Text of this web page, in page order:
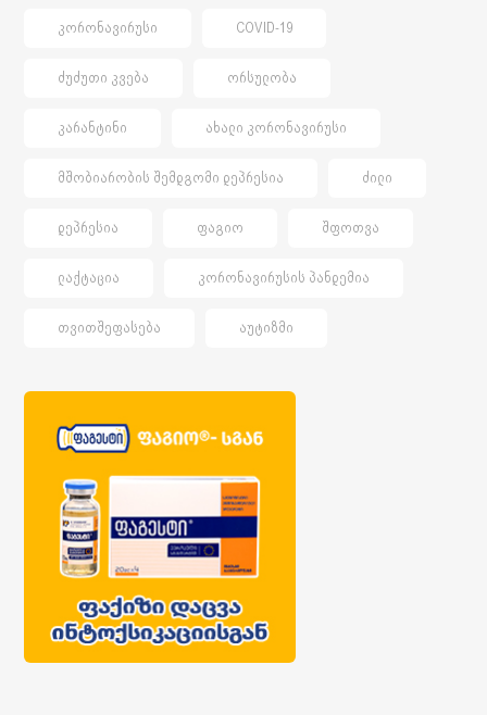
ᲙᲝᲠᲝᲜᲐᲕᲘᲠᲣᲡᲘ COVID-19
ᲫᲣᲫᲣᲗᲘ ᲙᲕᲔᲑᲐ ᲝᲠᲡᲣᲚᲝᲑᲐ
ᲙᲐᲠᲐᲜᲢᲘᲜᲘ ᲐᲮᲐᲚᲘ ᲙᲝᲠᲝᲜᲐᲕᲘᲠᲣᲡᲘ
ᲛᲨᲝᲑᲘᲐᲠᲝᲑᲘᲡ ᲨᲔᲛᲓᲒᲝᲛᲘ ᲓᲔᲞᲠᲔᲡᲘᲐ ᲫᲘᲚᲘ
ᲓᲔᲞᲠᲔᲡᲘᲐ ᲤᲐᲒᲘᲝ ᲨᲤᲝᲗᲕᲐ
ᲚᲐᲥᲢᲐᲪᲘᲐ ᲙᲝᲠᲝᲜᲐᲕᲘᲠᲣᲡᲘᲡ ᲞᲐᲜᲓᲔᲛᲘᲐ
ᲗᲕᲘᲗᲨᲔᲤᲐᲡᲔᲑᲐ ᲐᲣᲢᲘᲖᲛᲘ